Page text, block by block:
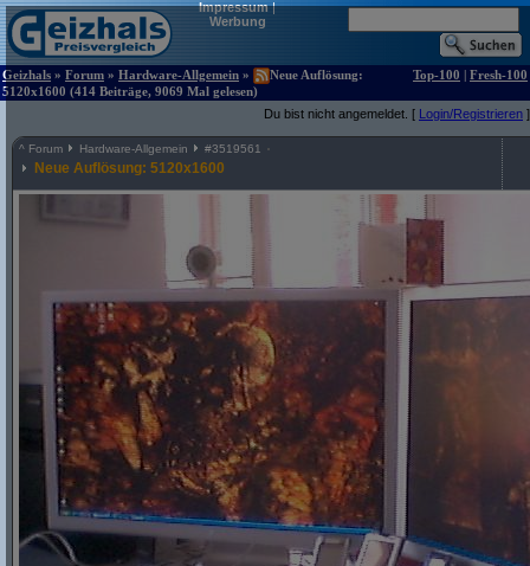
Impressum|
Werbung
Geizhals » Forum » Hardware-Allgemein »
Neue Auflösung:
5120x1600 (414 Beiträge, 9069 Mal gelesen)
Top-100 | Fresh-100
Du bist nicht angemeldet. [ Login/Registrieren ]
^ Forum Hardware-Allgemein #3519561
Neue Auflösung: 5120x1600